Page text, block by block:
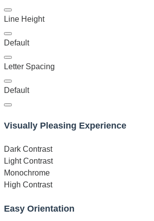
Line Height
Default
Letter Spacing
Default
Visually Pleasing Experience
Dark Contrast
Light Contrast
Monochrome
High Contrast
Easy Orientation